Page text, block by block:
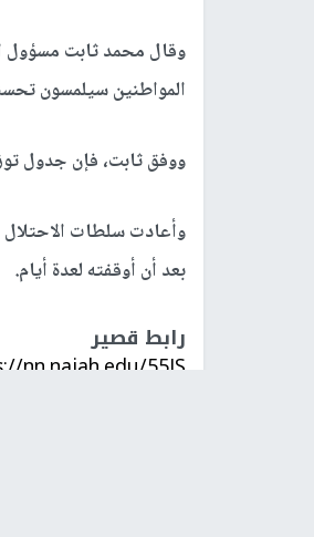
وقال محمد ثابت مسؤول
المواطنين سيلمسون
ووفق ثابت، فإن جدول
وأعادت سلطات الاحتلال
بعد أن أوقفته لعدة أيام.
رابط قصير
nn.najah.edu/55JS/